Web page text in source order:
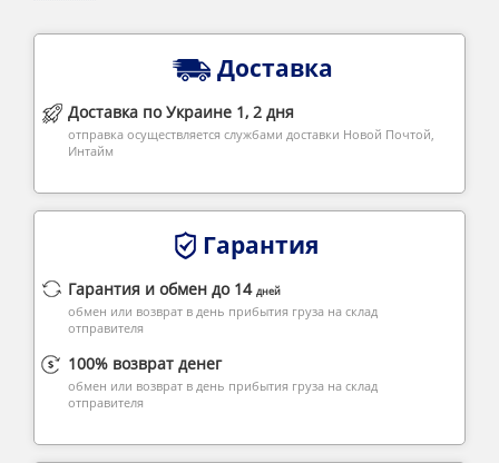
Доставка
Доставка по Украине 1, 2 дня
отправка осуществляется службами доставки Новой Почтой,
Интайм
Гарантия
Гарантия и обмен до 14 дней
обмен или возврат в день прибытия груза на склад
отправителя
100% возврат денег
обмен или возврат в день прибытия груза на склад
отправителя